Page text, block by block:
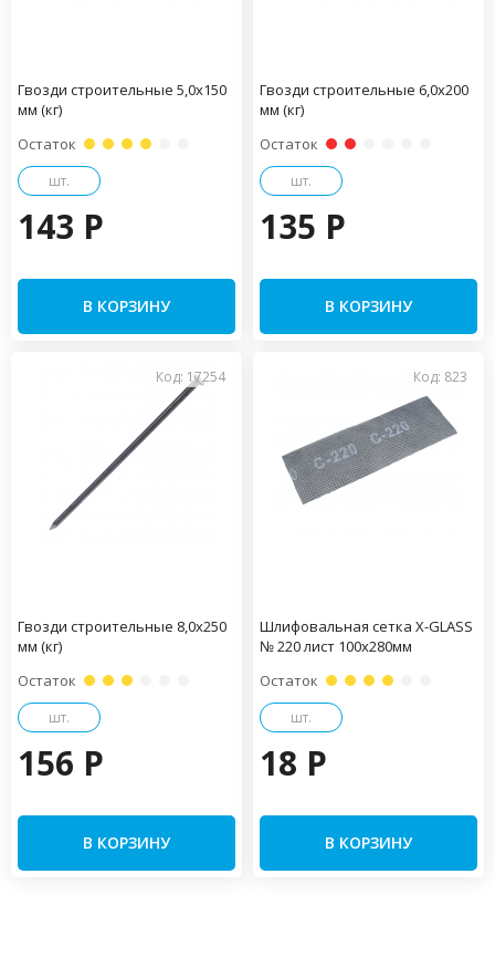
Гвозди строительные 5,0х150
мм (кг)
Остаток
шт.
143 P
В КОРЗИНУ
Гвозди строительные 6,0х200
мм (кг)
Остаток
шт.
135 P
В КОРЗИНУ
Код: 17254
Гвозди строительные 8,0х250
мм (кг)
Остаток
шт.
156 P
В КОРЗИНУ
Код: 823
Шлифовальная сетка X-GLASS
№ 220 лист 100х280мм
Остаток
шт.
18 P
В КОРЗИНУ